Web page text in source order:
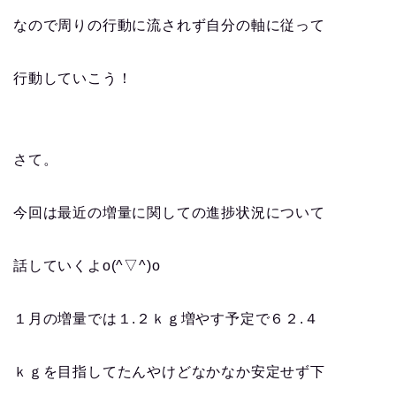
なので周りの行動に流されず自分の軸に従って
行動していこう！
さて。
今回は最近の増量に関しての進捗状況について
話していくよo(^▽^)o
１月の増量では１.２ｋｇ増やす予定で６２.４
ｋｇを目指してたんやけどなかなか安定せず下